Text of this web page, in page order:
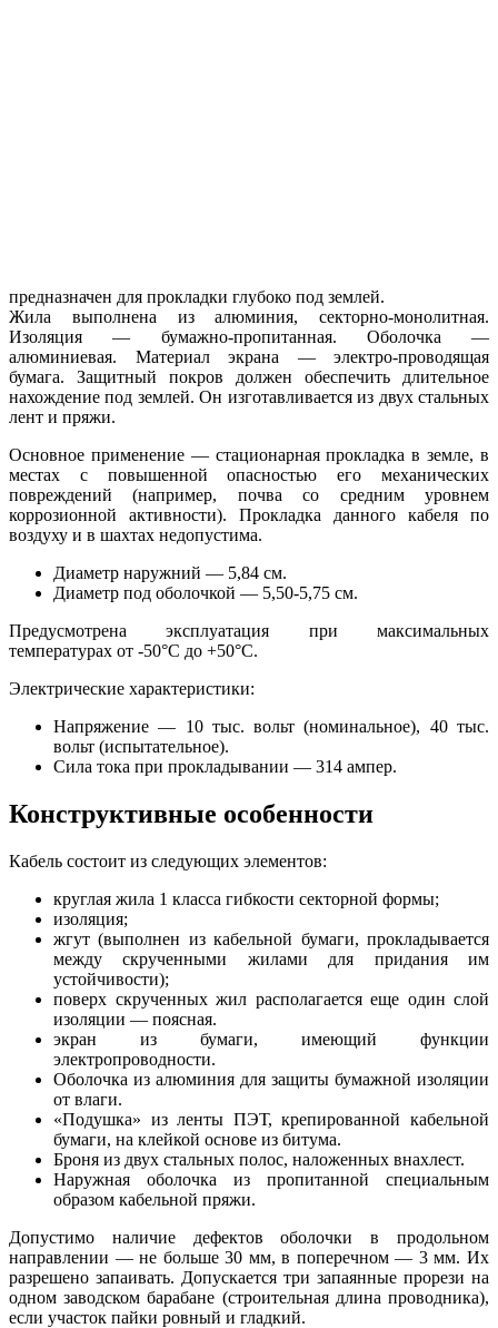
предназначен для прокладки глубоко под землей.
Жила выполнена из алюминия, секторно-монолитная.
Изоляция — бумажно-пропитанная. Оболочка —
алюминиевая. Материал экрана — электро-проводящая
бумага. Защитный покров должен обеспечить длительное
нахождение под землей. Он изготавливается из двух стальных
лент и пряжи.
Основное применение — стационарная прокладка в земле, в
местах с повышенной опасностью его механических
повреждений (например, почва со средним уровнем
коррозионной активности). Прокладка данного кабеля по
воздуху и в шахтах недопустима.
Диаметр наружний — 5,84 см.
Диаметр под оболочкой — 5,50-5,75 см.
Предусмотрена эксплуатация при максимальных
температурах от -50°С до +50°С.
Электрические характеристики:
Напряжение — 10 тыс. вольт (номинальное), 40 тыс.
вольт (испытательное).
Сила тока при прокладывании — 314 ампер.
Конструктивные особенности
Кабель состоит из следующих элементов:
круглая жила 1 класса гибкости секторной формы;
изоляция;
жгут (выполнен из кабельной бумаги, прокладывается
между скрученными жилами для придания им
устойчивости);
поверх скрученных жил располагается еще один слой
изоляции — поясная.
экран из бумаги, имеющий функции
электропроводности.
Оболочка из алюминия для защиты бумажной изоляции
от влаги.
«Подушка» из ленты ПЭТ, крепированной кабельной
бумаги, на клейкой основе из битума.
Броня из двух стальных полос, наложенных внахлест.
Наружная оболочка из пропитанной специальным
образом кабельной пряжи.
Допустимо наличие дефектов оболочки в продольном
направлении — не больше 30 мм, в поперечном — 3 мм. Их
разрешено запаивать. Допускается три запаянные прорези на
одном заводском барабане (строительная длина проводника),
если участок пайки ровный и гладкий.